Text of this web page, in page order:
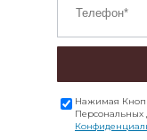
Нажимая